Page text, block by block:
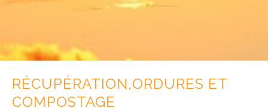
RÉCUPÉRATION,ORDURES ET
COMPOSTAGE